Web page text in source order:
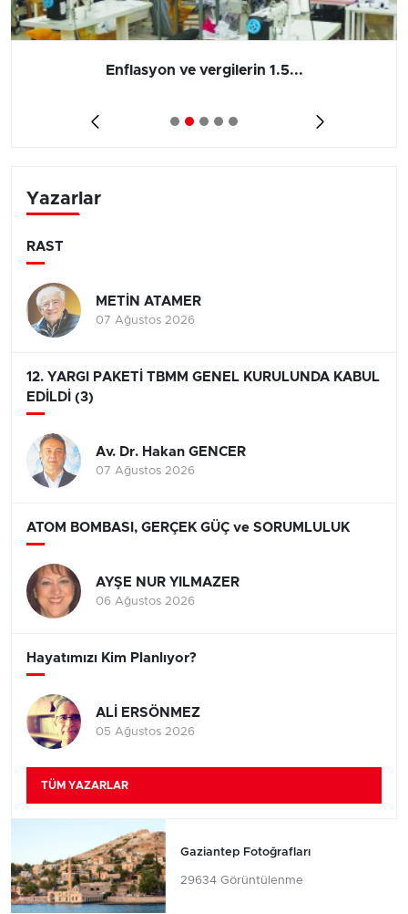
Enflasyon ve vergilerin 1.5...
Yazarlar
RAST
METİN ATAMER
07 Ağustos 2026
12. YARGI PAKETİ TBMM GENEL KURULUNDA KABUL
EDİLDİ (3)
Av. Dr. Hakan GENCER
07 Ağustos 2026
ATOM BOMBASI, GERÇEK GÜÇ ve SORUMLULUK
AYŞE NUR YILMAZER
06 Ağustos 2026
Hayatımızı Kim Planlıyor?
ALİ ERSÖNMEZ
05 Ağustos 2026
TÜM YAZARLAR
Gaziantep Fotoğrafları
29634 Görüntülenme